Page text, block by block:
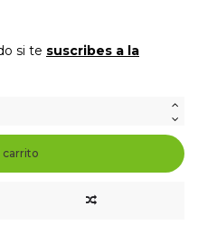
si te suscribes a la
carrito